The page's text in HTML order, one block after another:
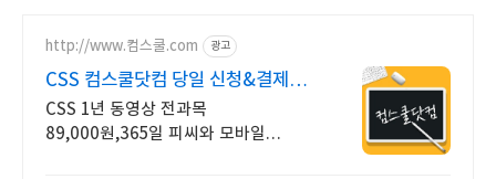
http://www.컴스쿨.com 광고
CSS 컴스쿨닷컴 당일 신청&결제시
기프티콘!
CSS 1년 동영상 전과목
89,000원,365일 피씨와 모바일